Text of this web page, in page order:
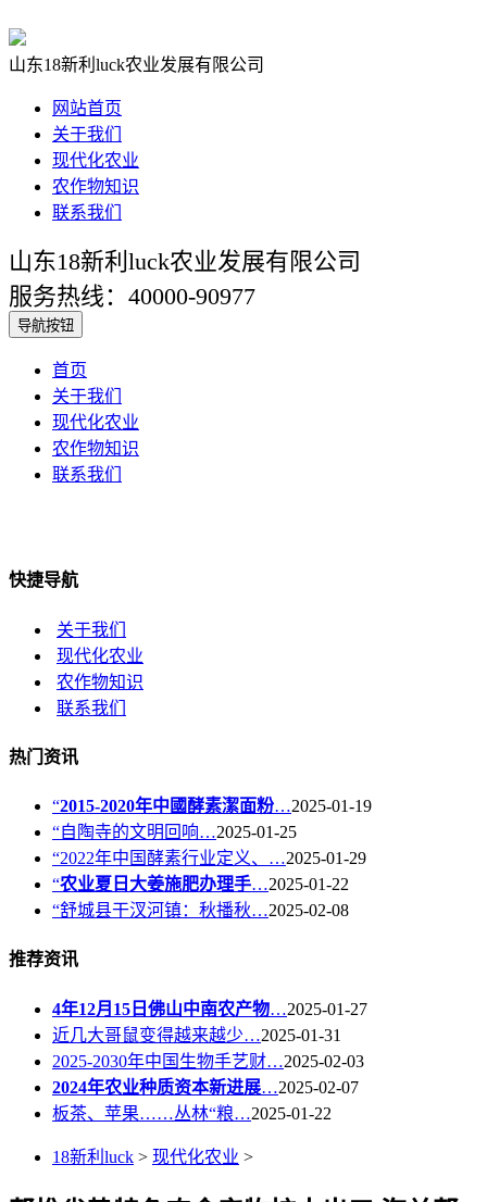
山东18新利luck农业发展有限公司
网站首页
关于我们
现代化农业
农作物知识
联系我们
山东18新利luck农业发展有限公司
服务热线：40000-90977
导航按钮
首页
关于我们
现代化农业
农作物知识
联系我们
快捷导航
关于我们
现代化农业
农作物知识
联系我们
热门资讯
“2015-2020年中國酵素潔面粉…2025-01-19
“自陶寺的文明回响…2025-01-25
“2022年中国酵素行业定义、…2025-01-29
“农业夏日大姜施肥办理手…2025-01-22
“舒城县干汊河镇：秋播秋…2025-02-08
推荐资讯
4年12月15日佛山中南农产物…2025-01-27
近几大哥鼠变得越来越少…2025-01-31
2025-2030年中国生物手艺财…2025-02-03
2024年农业种质资本新进展…2025-02-07
板茶、苹果……丛林“粮…2025-01-22
18新利luck > 现代化农业 >